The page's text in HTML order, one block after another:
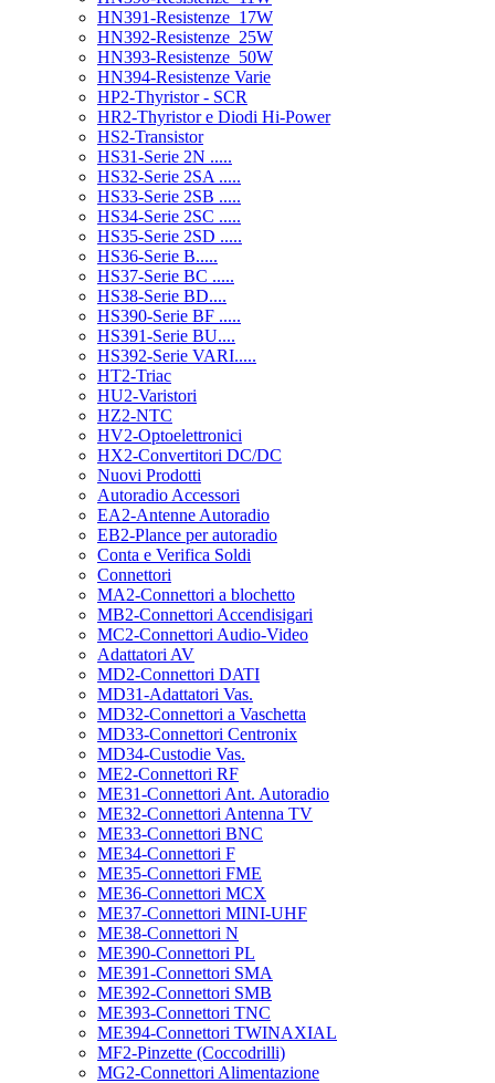
HN391-Resistenze_17W
HN392-Resistenze_25W
HN393-Resistenze_50W
HN394-Resistenze Varie
HP2-Thyristor - SCR
HR2-Thyristor e Diodi Hi-Power
HS2-Transistor
HS31-Serie 2N .....
HS32-Serie 2SA .....
HS33-Serie 2SB .....
HS34-Serie 2SC .....
HS35-Serie 2SD .....
HS36-Serie B.....
HS37-Serie BC .....
HS38-Serie BD....
HS390-Serie BF .....
HS391-Serie BU....
HS392-Serie VARI.....
HT2-Triac
HU2-Varistori
HZ2-NTC
HV2-Optoelettronici
HX2-Convertitori DC/DC
Nuovi Prodotti
Autoradio Accessori
EA2-Antenne Autoradio
EB2-Plance per autoradio
Conta e Verifica Soldi
Connettori
MA2-Connettori a blochetto
MB2-Connettori Accendisigari
MC2-Connettori Audio-Video
Adattatori AV
MD2-Connettori DATI
MD31-Adattatori Vas.
MD32-Connettori a Vaschetta
MD33-Connettori Centronix
MD34-Custodie Vas.
ME2-Connettori RF
ME31-Connettori Ant. Autoradio
ME32-Connettori Antenna TV
ME33-Connettori BNC
ME34-Connettori F
ME35-Connettori FME
ME36-Connettori MCX
ME37-Connettori MINI-UHF
ME38-Connettori N
ME390-Connettori PL
ME391-Connettori SMA
ME392-Connettori SMB
ME393-Connettori TNC
ME394-Connettori TWINAXIAL
MF2-Pinzette (Coccodrilli)
MG2-Connettori Alimentazione